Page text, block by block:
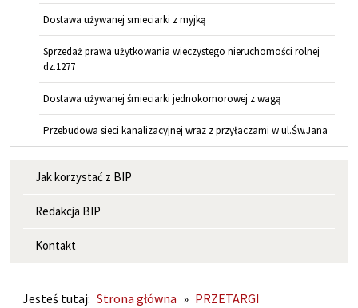
Dostawa używanej smieciarki z myjką
Sprzedaż prawa użytkowania wieczystego nieruchomości rolnej
dz.1277
Dostawa używanej śmieciarki jednokomorowej z wagą
Przebudowa sieci kanalizacyjnej wraz z przyłaczami w ul.Św.Jana
MENU INFORMACYJNE
Jak korzystać z BIP
Redakcja BIP
Kontakt
Jesteś tutaj: Strona główna » PRZETARGI